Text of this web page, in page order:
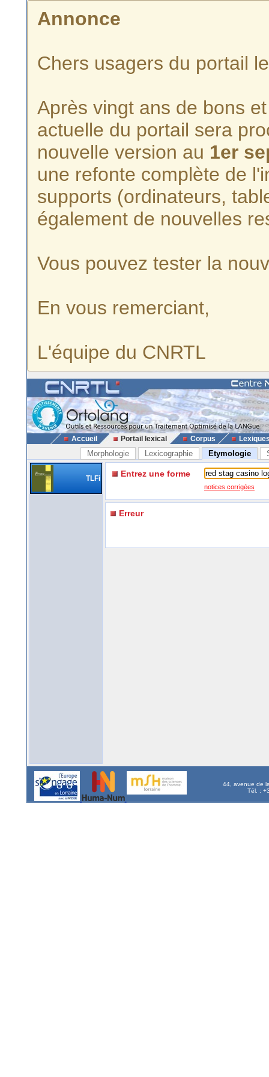
Annonce
Chers usagers du portail
Après vingt ans de bons
actuelle du portail sera
nouvelle version au 1er
une refonte complète de
supports (ordinateurs,
également de nouvelles
Vous pouvez tester la
En vous remerciant,
L'équipe du CNRTL
Accueil Portail lexical Corpus
Morphologie Lexicographie Etymologie
TLFi Entrez une forme
notices corrigées
Erreur
44, avenue de
Tél. :